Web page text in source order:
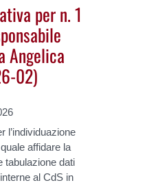
per n. 1
Angelica
02)
l’individuazione
affidare la
tabulazione dati
al CdS in